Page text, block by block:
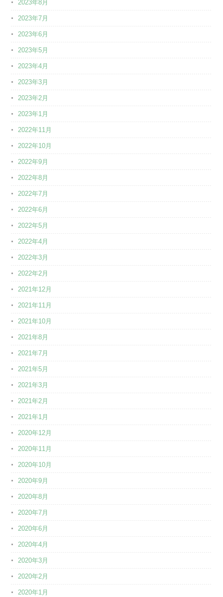
2023年8月
2023年7月
2023年6月
2023年5月
2023年4月
2023年3月
2023年2月
2023年1月
2022年11月
2022年10月
2022年9月
2022年8月
2022年7月
2022年6月
2022年5月
2022年4月
2022年3月
2022年2月
2021年12月
2021年11月
2021年10月
2021年8月
2021年7月
2021年5月
2021年3月
2021年2月
2021年1月
2020年12月
2020年11月
2020年10月
2020年9月
2020年8月
2020年7月
2020年6月
2020年4月
2020年3月
2020年2月
2020年1月